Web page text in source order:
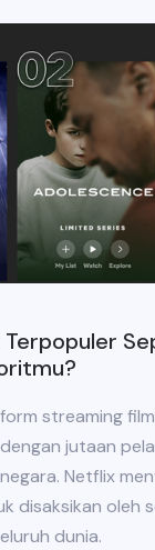
streaming
jutaan
Netflix
disaksikan oleh
dunia.